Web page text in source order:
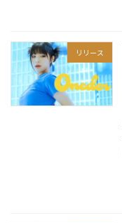
リリース